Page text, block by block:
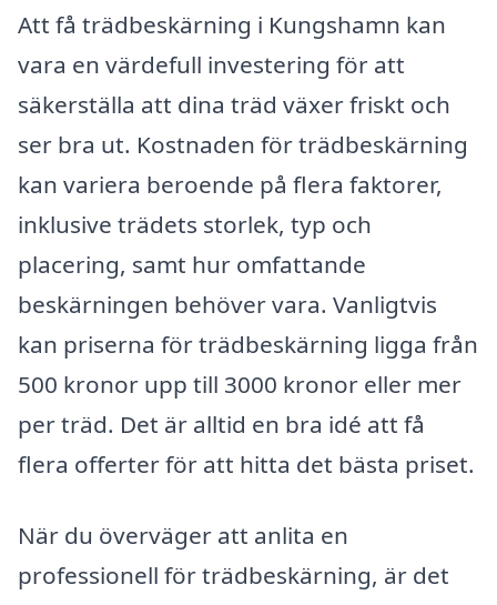
Att få trädbeskärning i Kungshamn kan
vara en värdefull investering för att
säkerställa att dina träd växer friskt och
ser bra ut. Kostnaden för trädbeskärning
kan variera beroende på flera faktorer,
inklusive trädets storlek, typ och
placering, samt hur omfattande
beskärningen behöver vara. Vanligtvis
kan priserna för trädbeskärning ligga från
500 kronor upp till 3000 kronor eller mer
per träd. Det är alltid en bra idé att få
flera offerter för att hitta det bästa priset.
När du överväger att anlita en
professionell för trädbeskärning, är det